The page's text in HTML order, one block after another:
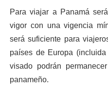
Para viajar a Panamá
vigor con una vigencia
será suficiente para
países de Europa
visado podrán
panameño.